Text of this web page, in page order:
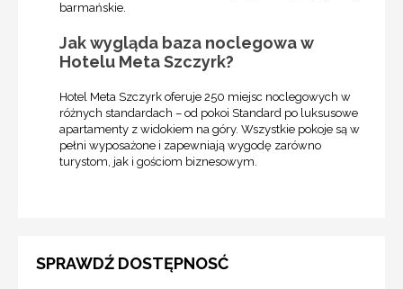
barmańskie.
Jak wygląda baza noclegowa w
Hotelu Meta Szczyrk?
Hotel Meta Szczyrk oferuje 250 miejsc noclegowych w
różnych standardach – od pokoi Standard po luksusowe
apartamenty z widokiem na góry. Wszystkie pokoje są w
pełni wyposażone i zapewniają wygodę zarówno
turystom, jak i gościom biznesowym.
SPRAWDŹ DOSTĘPNOSĆ